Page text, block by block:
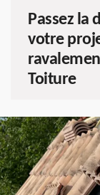
Passez la
votre
Toiture